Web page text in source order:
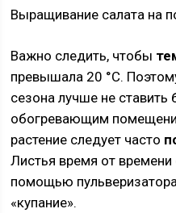
Выращивание салата на
Важно следить, чтобы
превышала 20 °C.
сезона лучше не ставить
обогревающим
растение следует часто
Листья время от времени
помощью
«купание».